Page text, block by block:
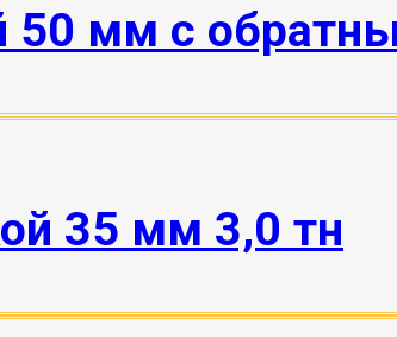
50 мм с
35 мм 3,0 тн